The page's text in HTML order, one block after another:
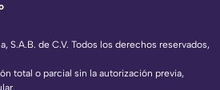
S.A.B. de C.V. Todos los derechos reservados,
total o parcial sin la autorización previa,